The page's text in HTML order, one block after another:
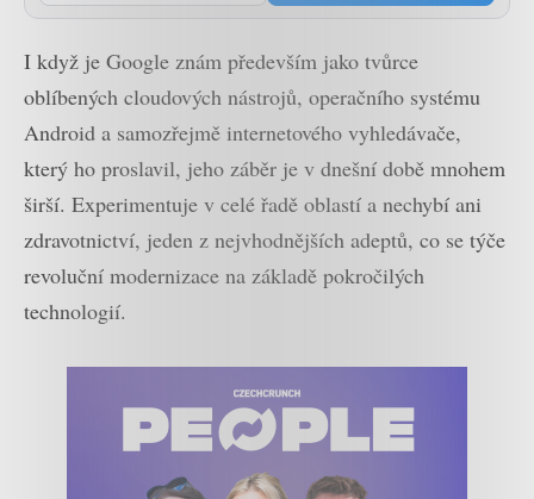
I když je Google znám především jako tvůrce
oblíbených cloudových nástrojů, operačního systému
Android a samozřejmě internetového vyhledávače,
který ho proslavil, jeho záběr je v dnešní době mnohem
širší. Experimentuje v celé řadě oblastí a nechybí ani
zdravotnictví, jeden z nejvhodnějších adeptů, co se týče
revoluční modernizace na základě pokročilých
technologií.